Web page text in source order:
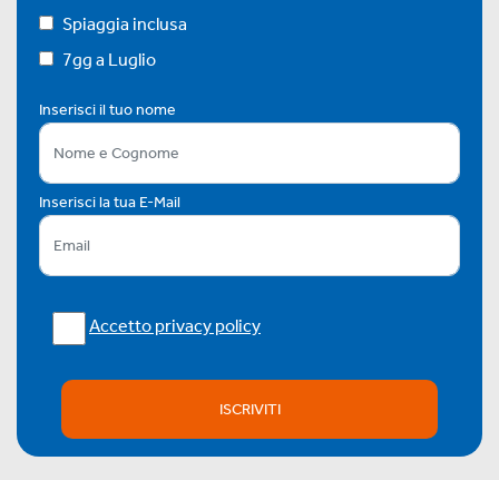
Spiaggia inclusa
7gg a Luglio
Inserisci il tuo nome
Inserisci la tua E-Mail
Accetto privacy policy
ISCRIVITI